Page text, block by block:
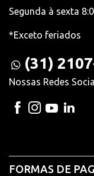
Segunda à sexta
*Exceto feriados
(31)
Nossas Redes
FORMAS DE